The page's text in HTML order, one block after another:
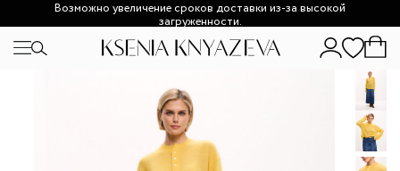
Возможно увеличение сроков доставки из-за высокой
загруженности.